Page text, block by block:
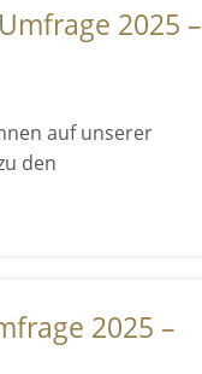
2025 –
auf unserer
den
2025 –